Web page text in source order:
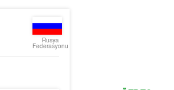
Rusya
Federasyonu